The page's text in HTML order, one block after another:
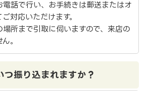
電話で行い、お手続きは郵送またはオ
対応いただけます。
場所まで引取に伺いますので、来店の
。
つ振り込まれますか？